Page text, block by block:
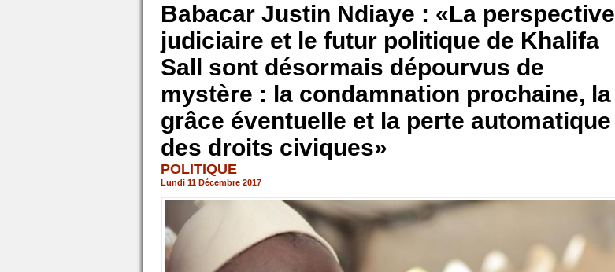
Babacar Justin Ndiaye : «La perspective
judiciaire et le futur politique de Khalifa
Sall sont désormais dépourvus de
mystère : la condamnation prochaine, la
grâce éventuelle et la perte automatique
des droits civiques»
POLITIQUE
Lundi 11 Décembre 2017